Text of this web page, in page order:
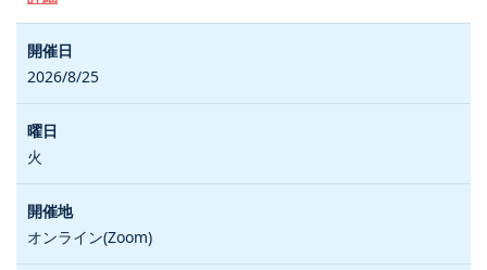
2026/8/25
火
オンライン(Zoom)